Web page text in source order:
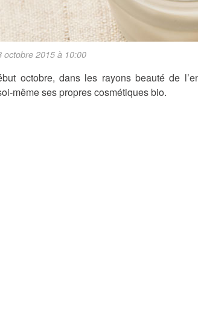
octobre 2015 à 10:00
octobre, dans les rayons beauté de
même ses propres cosmétiques bio.